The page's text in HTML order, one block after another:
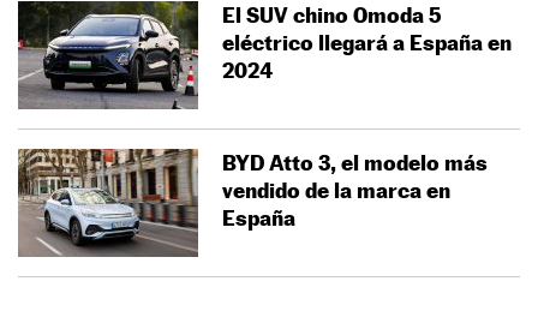
El SUV chino Omoda 5
eléctrico llegará a España en
2024
BYD Atto 3, el modelo más
vendido de la marca en
España